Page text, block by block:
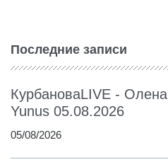
Последние записи
КурбановаLIVE -
Yunus 05.08.2026
05/08/2026